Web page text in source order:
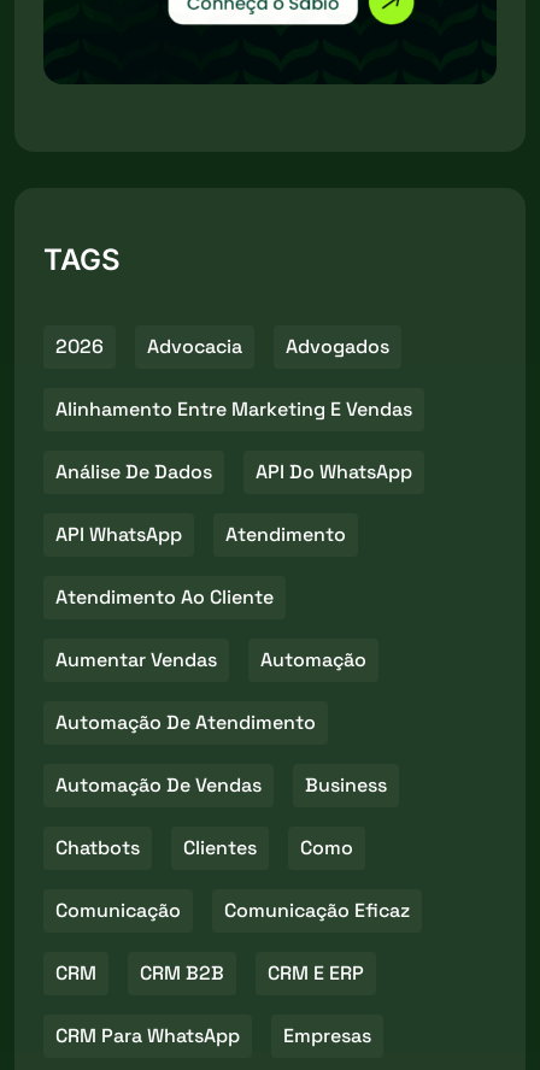
TAGS
2026 Advocacia Advogados
Alinhamento Entre Marketing E Vendas
Análise De Dados API Do WhatsApp
API WhatsApp Atendimento
Atendimento Ao Cliente
Aumentar Vendas Automação
Automação De Atendimento
Automação De Vendas Business
Chatbots Clientes Como
Comunicação Comunicação Eficaz
CRM CRM B2B CRM E ERP
CRM Para WhatsApp Empresas